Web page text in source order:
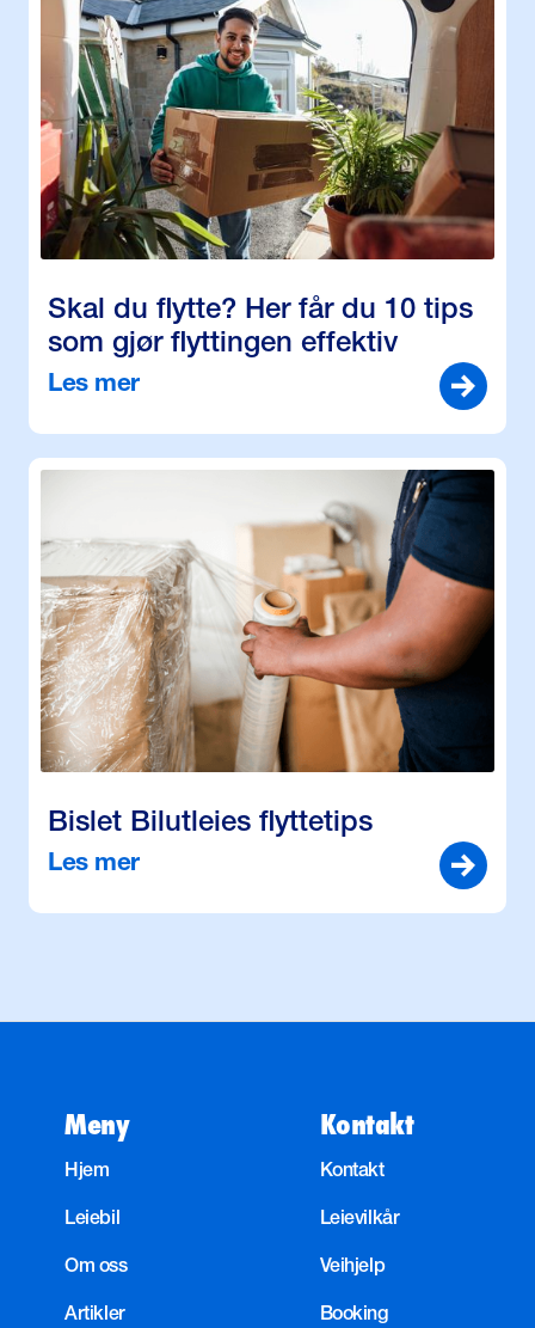
Skal du flytte? Her får du 10 tips
som gjør flyttingen effektiv
Les mer
Bislet Bilutleies flyttetips
Les mer
Meny
Hjem
Leiebil
Om oss
Artikler
Kontakt
Kontakt
Leievilkår
Veihjelp
Booking